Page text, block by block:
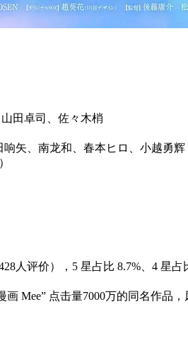
田卓司、佐々木梢
矢、南龙和、春本ヒロ、小越勇辉
人评价），5 星占比 8.7%、4 星
画 Mee” 点击量7000万的同名作